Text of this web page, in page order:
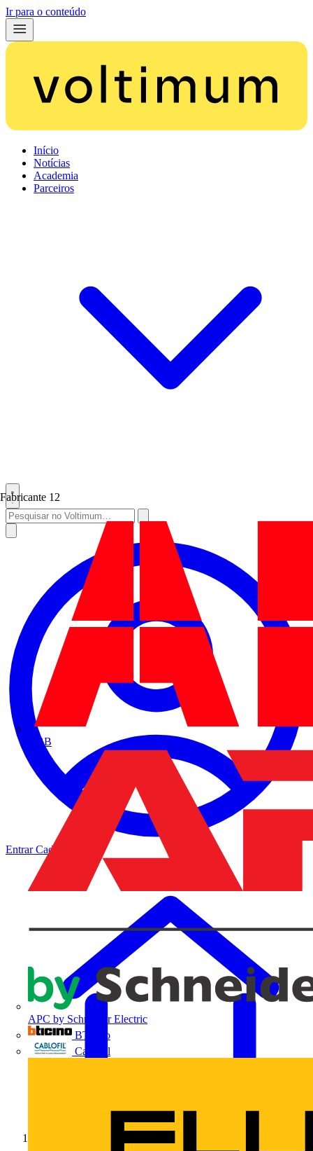
Ir para o conteúdo
Início
Notícias
Academia
Parceiros
Fabricante 12
ABB
APC by Schneider Electric
BTicino
Cablofil
EntrarCadastrar